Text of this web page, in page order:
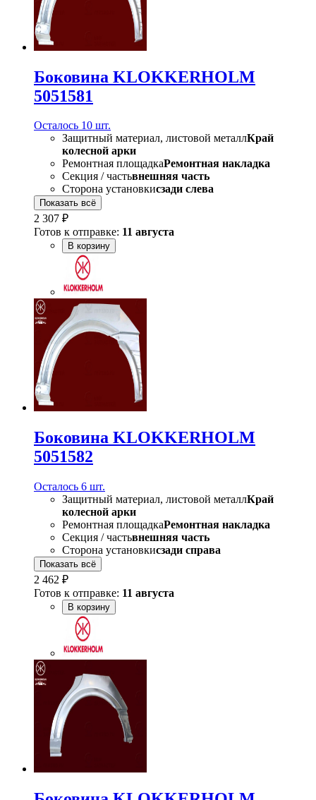
Боковина KLOKKERHOLM
5051581
Осталось 10 шт.
Защитный материал, листовой металлКрай
колесной арки
Ремонтная площадкаРемонтная накладка
Секция / частьвнешняя часть
Сторона установкисзади слева
Показать всё
2 307 ₽
Готов к отправке: 11 августа
В корзину
Боковина KLOKKERHOLM
5051582
Осталось 6 шт.
Защитный материал, листовой металлКрай
колесной арки
Ремонтная площадкаРемонтная накладка
Секция / частьвнешняя часть
Сторона установкисзади справа
Показать всё
2 462 ₽
Готов к отправке: 11 августа
В корзину